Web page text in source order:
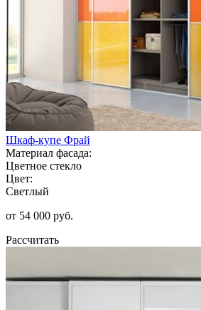
Шкаф-купе Фрай
Материал фасада:
Цветное стекло
Цвет:
Светлый
от 54 000 руб.
Рассчитать